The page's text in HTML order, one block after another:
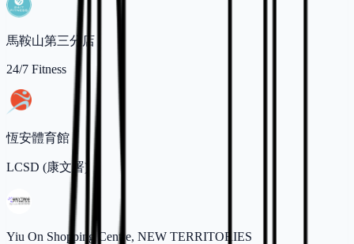
馬鞍山第三分店
24/7 Fitness
恆安體育館
LCSD (康文署)
Yiu On Shopping Centre, NEW TERRITORIES